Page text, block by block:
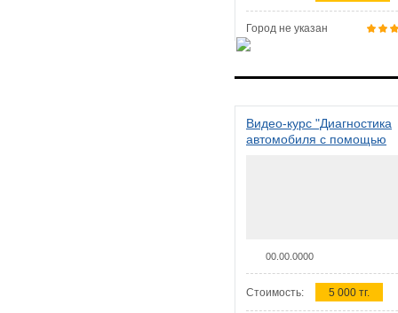
Город не указан
Видео-курс "Диагностика
автомобиля с помощью
00.00.0000
Стоимость: 5 000 тг.